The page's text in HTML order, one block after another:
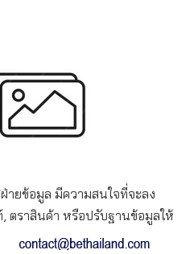
ายข้อมูล มีความสนใจที่จะลง
ราสินค้า หรือปรับฐานข้อมูลให้